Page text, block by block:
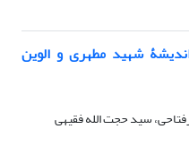
شهید مطهری و الوین
سید حجت الله فقیهی